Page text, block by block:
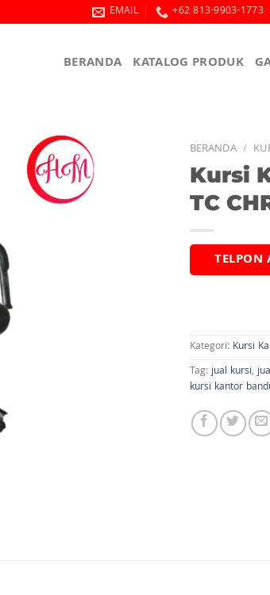
EMAIL +62 813-9903-1773
BERANDA KATALOG PRODUK
BERANDA /
Kursi
TC
TELPON
Kategori: Kursi
Tag:jual kursi,
kursi kantor